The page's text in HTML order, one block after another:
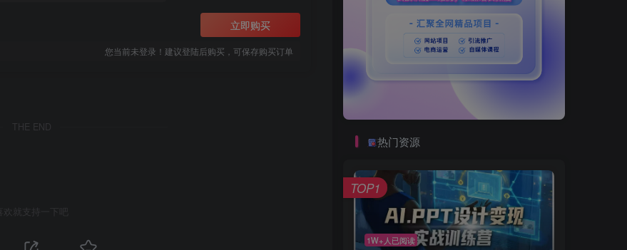
立即购买
您当前未登录！建议登陆后购买，可保存购买订单
THE END
喜欢就支持一下吧
热门资源
1W+人已阅读
TOP1